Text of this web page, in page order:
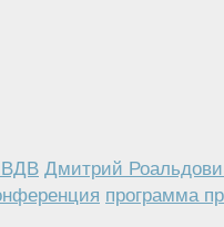
ВДВ Дмитрий
программа